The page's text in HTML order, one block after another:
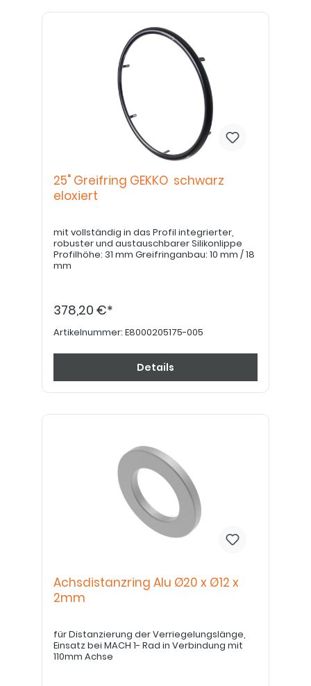
25" Greifring GEKKO schwarz
eloxiert
mit vollständig in das Profil integrierter,
robuster und austauschbarer Silikonlippe
Profilhöhe: 31 mm Greifringanbau: 10 mm / 18
mm
378,20 €*
Artikelnummer: E8000205175-005
Details
Achsdistanzring Alu Ø20 x Ø12 x
2mm
für Distanzierung der Verriegelungslänge,
Einsatz bei MACH 1- Rad in Verbindung mit
110mm Achse